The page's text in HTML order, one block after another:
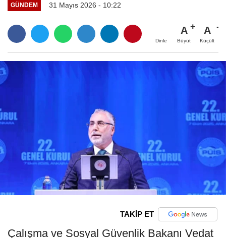
GÜNDEM 31 Mayıs 2026 - 10:22
Dinle
A
Büyüt
A
Küçült
TAKİP ET
Çalışma ve Sosyal Güvenlik Bakanı Vedat